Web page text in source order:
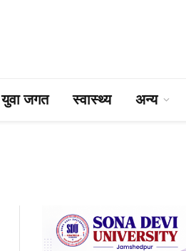
युवा जगत स्वास्थ्य अन्य